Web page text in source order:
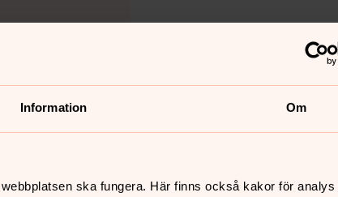
Information Om
ska fungera. Här finns också kakor för